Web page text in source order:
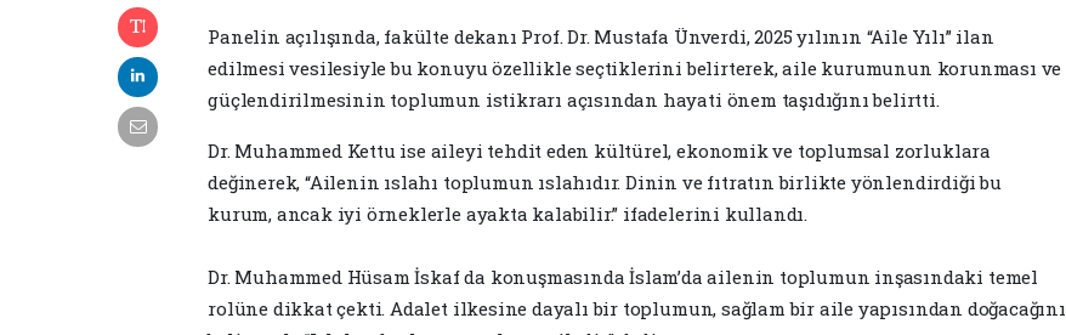
Panelin açılışında, fakülte dekanı Prof. Dr. Mustafa Ünverdi, 2025 yılının “Aile Yılı” ilan
edilmesi vesilesiyle bu konuyu özellikle seçtiklerini belirterek, aile kurumunun korunması ve
güçlendirilmesinin toplumun istikrarı açısından hayati önem taşıdığını belirtti.
Dr. Muhammed Kettu ise aileyi tehdit eden kültürel, ekonomik ve toplumsal zorluklara
değinerek, “Ailenin ıslahı toplumun ıslahıdır. Dinin ve fıtratın birlikte yönlendirdiği bu
kurum, ancak iyi örneklerle ayakta kalabilir.” ifadelerini kullandı.
Dr. Muhammed Hüsam İskaf da konuşmasında İslam’da ailenin toplumun inşasındaki temel
rolüne dikkat çekti. Adalet ilkesine dayalı bir toplumun, sağlam bir aile yapısından doğacağını